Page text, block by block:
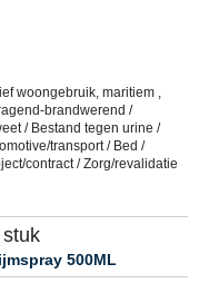
woongebruik, maritiem ,
brandwerend /
/ Bestand tegen urine /
transport / Bed /
contract / Zorg/revalidatie
500ML